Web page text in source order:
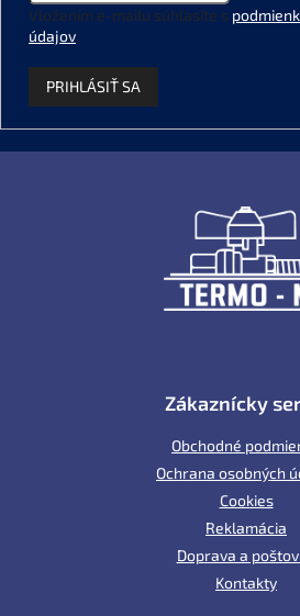
Vložením e-mailu súhlasíte s
údajov.
PRIHLÁSIŤ SA
Zákaznícky
Obchodné
Ochrana osobných
Cookies
Reklamácia
Doprava a
Kontakty